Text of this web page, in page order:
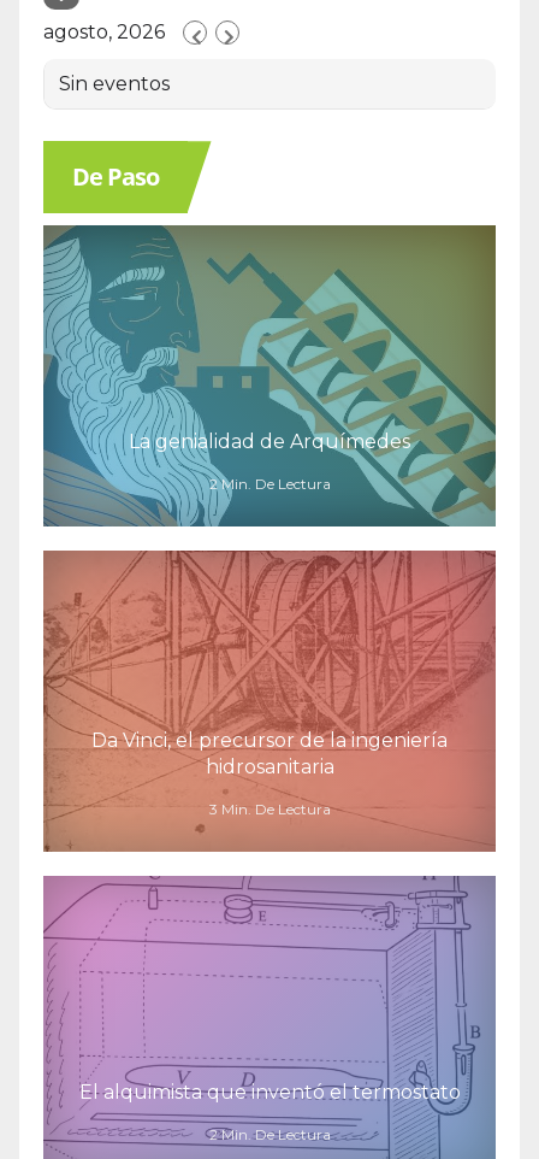
agosto, 2026
Sin eventos
De Paso
La genialidad de Arquímedes
2 Min. De Lectura
Da Vinci, el precursor de la ingeniería
hidrosanitaria
3 Min. De Lectura
El alquimista que inventó el termostato
2 Min. De Lectura